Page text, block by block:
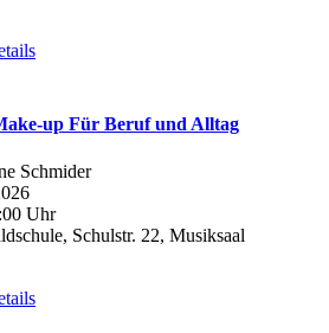
up Für Beruf und Alltag
Schmider
Uhr
Schulstr. 22, Musiksaal